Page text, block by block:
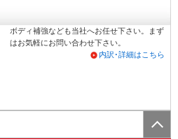
ボディ補強なども当社へお任せ下さい。まず
はお気軽にお問い合わせ下さい。
内訳･詳細はこちら